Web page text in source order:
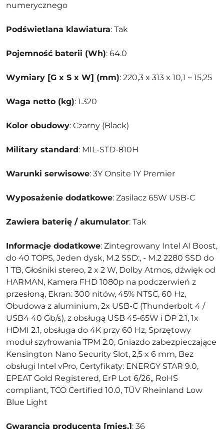
numerycznego
Podświetlana klawiatura: Tak
Pojemność baterii (Wh): 64.0
Wymiary [G x S x W] (mm): 220,3 x 313 x 10,1 ~ 15,25
Waga netto (kg): 1.320
Kolor obudowy: Czarny (Black)
Military standard: MIL-STD-810H
Warunki serwisowe: 3Y Onsite 1Y Premier
Wyposażenie dodatkowe: Zasilacz 65W USB-C
Zawiera baterię / akumulator: Tak
Informacje dodatkowe: Zintegrowany Intel AI Boost,
do 40 TOPS, Jeden dysk, M.2 SSD:, - M.2 2280 SSD do
1 TB, Głośniki stereo, 2 x 2 W, Dolby Atmos, dźwięk od
HARMAN, Kamera FHD 1080p na podczerwień z
przesłoną, Ekran: 300 nitów, 45% NTSC, 60 Hz,
Obudowa z aluminium, 2x USB-C (Thunderbolt 4 /
USB4 40 Gb/s), z obsługą USB 45-65W i DP 2.1, 1x
HDMI 2.1, obsługa do 4K przy 60 Hz, Sprzętowy
moduł szyfrowania TPM 2.0, Gniazdo zabezpieczające
Kensington Nano Security Slot, 2,5 x 6 mm, Bez
obsługi Intel vPro, Certyfikaty: ENERGY STAR 9.0,
EPEAT Gold Registered, ErP Lot 6/26,, RoHS
compliant, TCO Certified 10.0, TÜV Rheinland Low
Blue Light
Gwarancja producenta [mies.]: 36